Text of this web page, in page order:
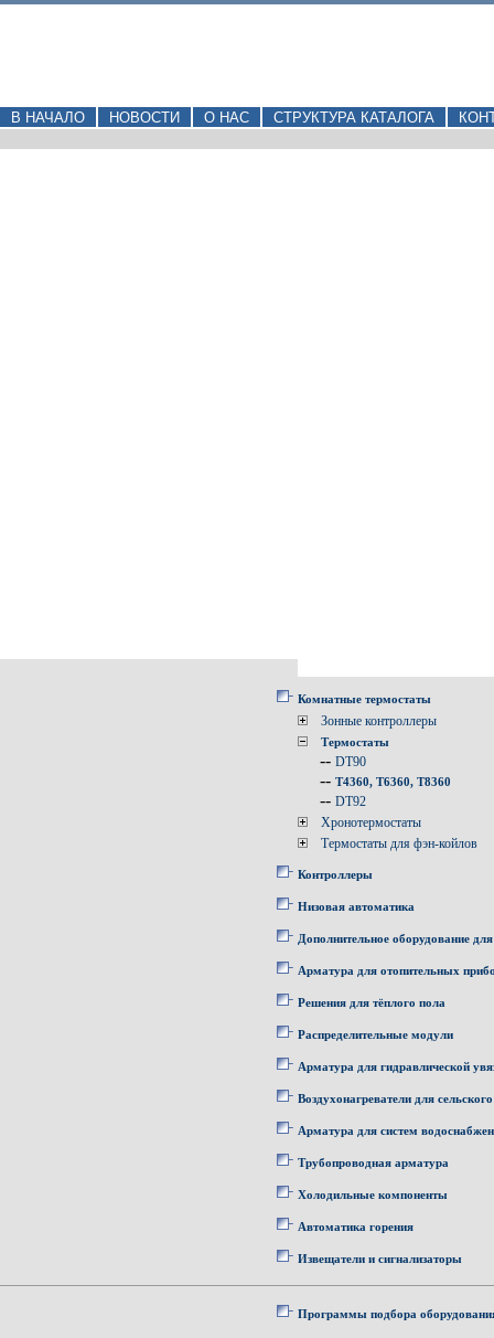
В НАЧАЛО НОВОСТИ О НАС СТРУКТУРА КАТАЛОГА
Комнатные термостаты
Зонные контроллеры
Термостаты
-- DT90
-- T4360, T6360, T8360
-- DT92
Хронотермостаты
Термостаты для фэн-койлов
Контроллеры
Низовая автоматика
Дополнительное оборудование
Арматура для отопительных
Решения для тёплого пола
Распределительные модули
Арматура для гидравлической
Воздухонагреватели для
Арматура для систем
Трубопроводная арматура
Холодильные компоненты
Автоматика горения
Извещатели и сигнализаторы
Программы подбора